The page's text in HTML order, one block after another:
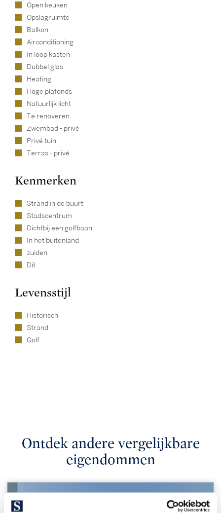
Open keuken
Opslagruimte
Balkon
Airconditioning
In loop kasten
Dubbel glas
Heating
Hoge plafonds
Natuurlijk licht
Te renoveren
Zwembad - privé
Privé tuin
Terras - privé
Kenmerken
Strand in de buurt
Stadscentrum
Dichtbij een golfbaan
In het buitenland
zuiden
Dit
Levensstijl
Historisch
Strand
Golf
Ontdek andere vergelijkbare
eigendommen